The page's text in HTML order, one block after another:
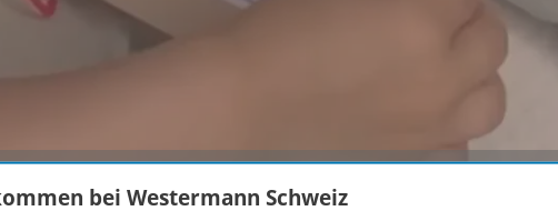
bei Westermann Schweiz